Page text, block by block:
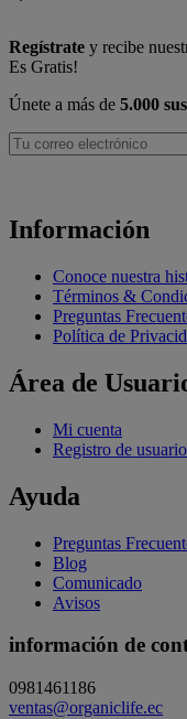
Regístrate y recibe
Es Gratis!
Únete a más de 5.000
Información
Conoce nuestra
Términos &
Preguntas
Política de
Área de
Mi cuenta
Registro de usuario
Ayuda
Preguntas
Blog
Comunicado
Avisos
información de
0981461186
ventas@organiclife.ec